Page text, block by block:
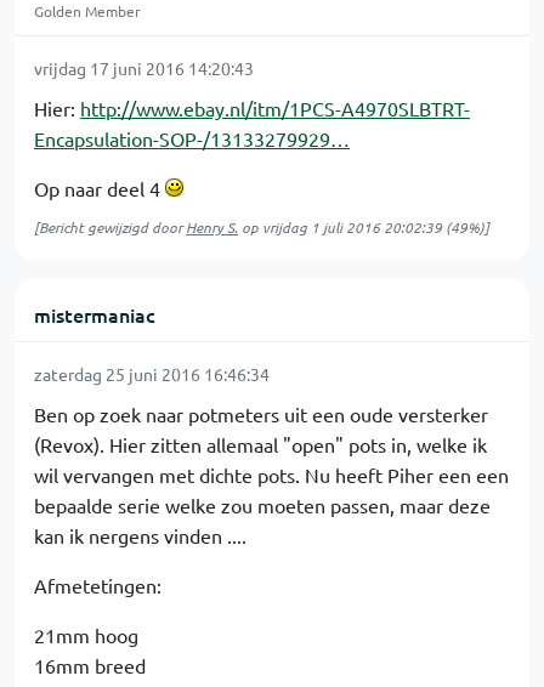
Golden Member
vrijdag 17 juni 2016 14:20:43
Hier: http://www.ebay.nl/itm/1PCS-A4970SLBTRT-
Encapsulation-SOP-/13133279929…
Op naar deel 4
[Bericht gewijzigd doorHenry S. op vrijdag 1 juli 2016 20:02:39(49%)]
mistermaniac
zaterdag 25 juni 2016 16:46:34
Ben op zoek naar potmeters uit een oude versterker
(Revox). Hier zitten allemaal "open" pots in, welke ik
wil vervangen met dichte pots. Nu heeft Piher een een
bepaalde serie welke zou moeten passen, maar deze
kan ik nergens vinden ....
Afmetetingen:
21mm hoog
16mm breed